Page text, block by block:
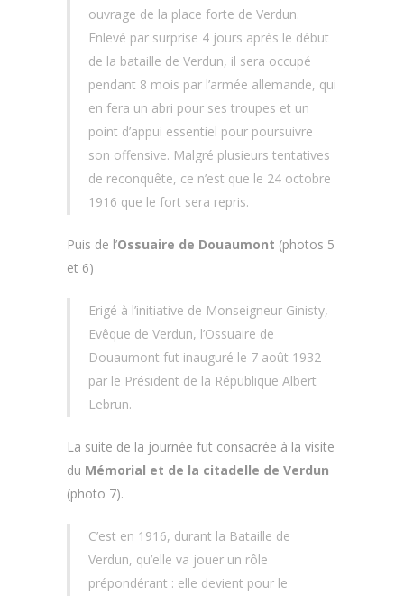
ouvrage de la place forte de Verdun.
Enlevé par surprise 4 jours après le début
de la bataille de Verdun, il sera occupé
pendant 8 mois par l’armée allemande, qui
en fera un abri pour ses troupes et un
point d’appui essentiel pour poursuivre
son offensive. Malgré plusieurs tentatives
de reconquête, ce n’est que le 24 octobre
1916 que le fort sera repris.
Puis de l’Ossuaire de Douaumont (photos 5
et 6)
Erigé à l’initiative de Monseigneur Ginisty,
Evêque de Verdun, l’Ossuaire de
Douaumont fut inauguré le 7 août 1932
par le Président de la République Albert
Lebrun.
La suite de la journée fut consacrée à la visite
du Mémorial et de la citadelle de Verdun
(photo 7).
C’est en 1916, durant la Bataille de
Verdun, qu’elle va jouer un rôle
prépondérant : elle devient pour le